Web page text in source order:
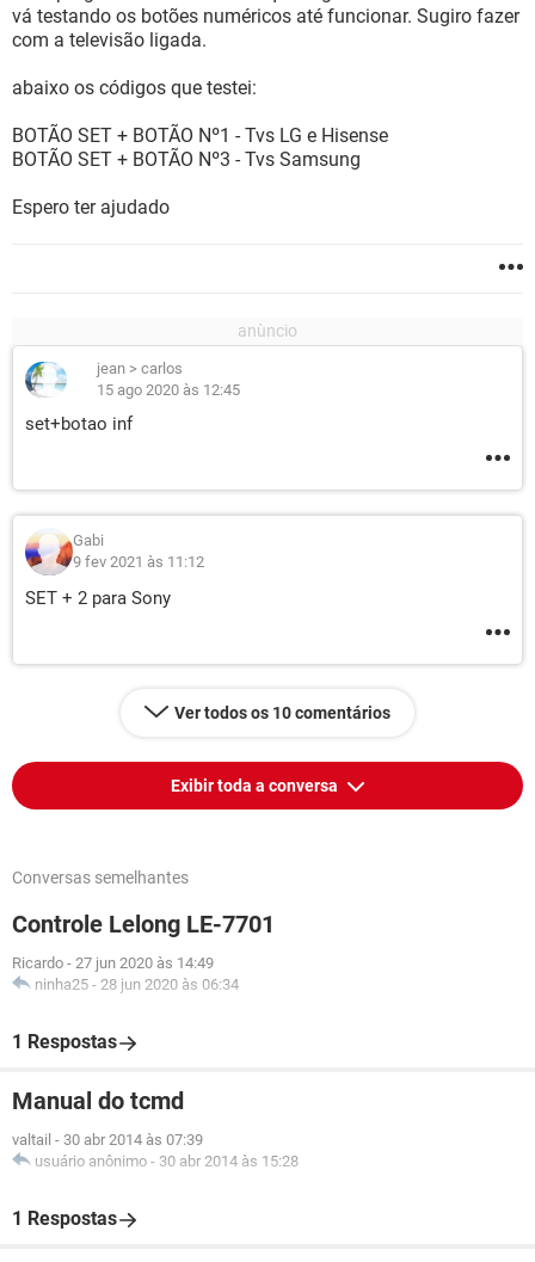
vá testando os botões numéricos até funcionar. Sugiro fazer
com a televisão ligada.
abaixo os códigos que testei:
BOTÃO SET + BOTÃO Nº1 - Tvs LG e Hisense
BOTÃO SET + BOTÃO Nº3 - Tvs Samsung
Espero ter ajudado
jean > carlos
15 ago 2020 às 12:45
set+botao inf
Gabi
9 fev 2021 às 11:12
SET + 2 para Sony
Ver todos os 10 comentários
Exibir toda a conversa
Conversas semelhantes
Controle Lelong LE-7701
Ricardo - 27 jun 2020 às 14:49
ninha25 - 28 jun 2020 às 06:34
1 Respostas
Manual do tcmd
valtail - 30 abr 2014 às 07:39
usuário anônimo - 30 abr 2014 às 15:28
1 Respostas